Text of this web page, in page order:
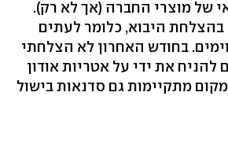
של מוצרי החברה (אך לא רק).
בהצלחת היבוא, כלומר לעתים
בחודש האחרון לא הצלחתי
להניח את ידי על אטריות אודון
מתקיימות גם סדנאות בישול